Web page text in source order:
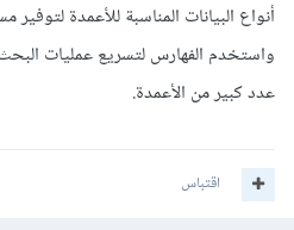
أنواع البيانات المناسبة للأعمدة
واستخدم الفهارس لتسريع عمليات
عدد كبير من الأعمدة.
اقتباس